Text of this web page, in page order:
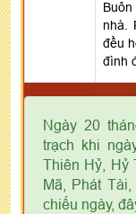
nhà.
đều
đình
Ngày 20
trạch khi
Thiên Hỷ, Hỷ
Mã, Phát
chiếu ngày,